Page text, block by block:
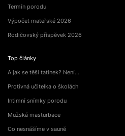
Termín porodu
Výpočet mateřské 2026
Rodičovský příspěvek 2026
Top články
A jak se těší tatínek? Není…
Protivná učitelka o školách
Intimní snímky porodu
Mužská masturbace
Co nesnášíme v sauně